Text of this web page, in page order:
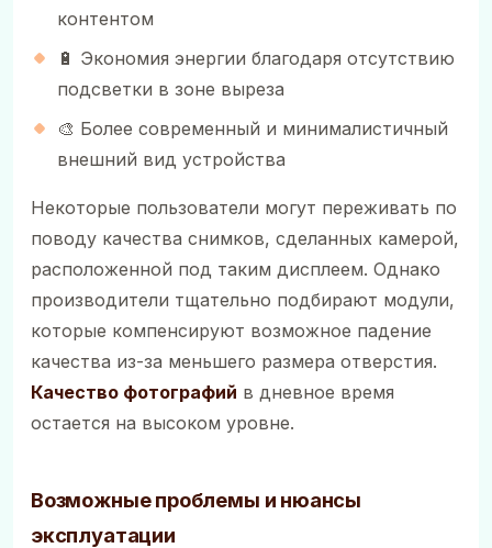
контентом
🔋 Экономия энергии благодаря отсутствию
подсветки в зоне выреза
🎨 Более современный и минималистичный
внешний вид устройства
Некоторые пользователи могут переживать по
поводу качества снимков, сделанных камерой,
расположенной под таким дисплеем. Однако
производители тщательно подбирают модули,
которые компенсируют возможное падение
качества из-за меньшего размера отверстия.
Качество фотографий в дневное время
остается на высоком уровне.
Возможные проблемы и нюансы
эксплуатации